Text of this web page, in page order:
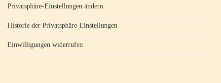
Privatsphäre-Einstellungen ändern
Historie der Privatsphäre-Einstellungen
Einwilligungen widerrufen